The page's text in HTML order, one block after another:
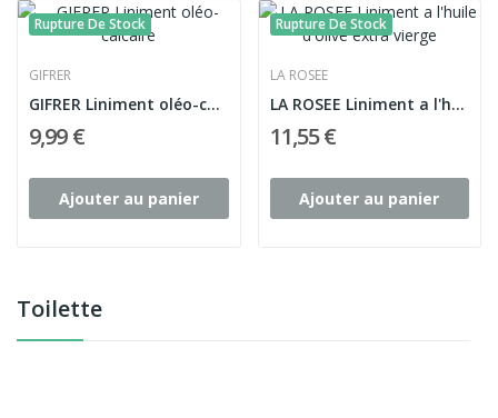
Toilette
Rupture De Stock
GIFRER
GIFRER Liniment oléo-calcaire
9,99 €
Ajouter au panier
Rupture De Stock
LA ROSEE
LA ROSEE Liniment a l'huile d'olive extra vierge
11,55 €
Ajouter au panier